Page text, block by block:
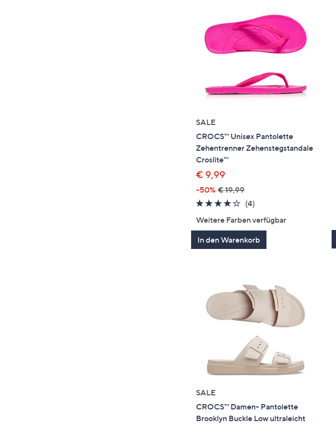
SALE
CROCS™ Unisex Pantolette
Zehentrenner Zehenstegstandale
Croslite™
€ 9,99
-50% € 19,99
4.0
5
(4)4
Weitere Farben verfügbar
In den Warenkorb
SALE
CROCS™ Damen- Pantolette
Brooklyn Buckle Low ultraleicht